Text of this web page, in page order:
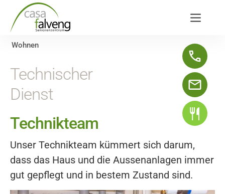
Wohnen
Technischer
Dienst
Technikteam
Unser Technikteam kümmert sich darum,
dass das Haus und die Aussenanlagen immer
gut gepflegt und in bestem Zustand sind.